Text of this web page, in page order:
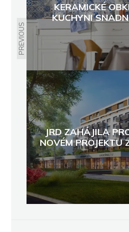
PREVIOUS
KERAMICKÉ
KUCHYNI
JRD ZAHÁJILA
NOVÉM PROJEKTU